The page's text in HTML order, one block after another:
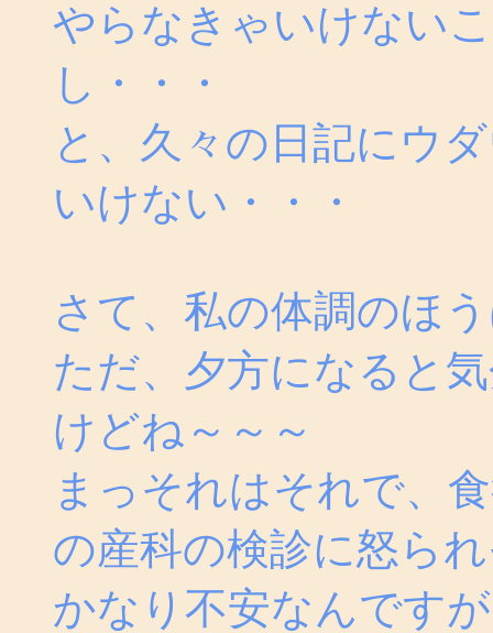
やらなきゃいけない
し・・・
と、久々の日記にウ
いけない・・・
さて、私の体調のほ
ただ、夕方になると
けどね～～～
まっそれはそれで、
の産科の検診に怒ら
かなり不安なんです